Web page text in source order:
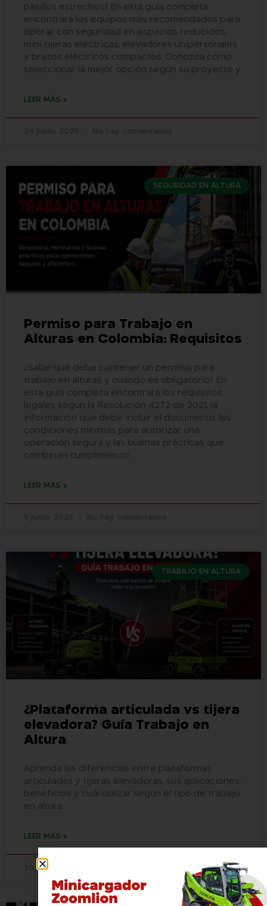
pasillos estrechos? En esta guía completa
encontrará los equipos más recomendados para
operar con seguridad en espacios reducidos:
mini tijeras eléctricas, elevadores unipersonales
y brazos eléctricos compactos. Conozca cómo
seleccionar la mejor opción según su proyecto y
LEER MÁS »
SEGURIDAD EN ALTURA
Permiso para Trabajo en
Alturas en Colombia: Requisitos
¿Sabe qué debe contener un permiso para
trabajo en alturas y cuándo es obligatorio? En
esta guía completa encontrará los requisitos
legales según la Resolución 4272 de 2021, la
información que debe incluir el documento, las
condiciones mínimas para autorizar una
operación segura y las buenas prácticas que
combinan cumplimiento
LEER MÁS »
TRABAJO EN ALTURA
¿Plataforma articulada vs tijera
elevadora? Guía Trabajo en
Altura
Aprenda las diferencias entre plataformas
articuladas y tijeras elevadoras, sus aplicaciones,
beneficios y cuál utilizar según el tipo de trabajo
en altura.
LEER MÁS »
30 mayo, 2026